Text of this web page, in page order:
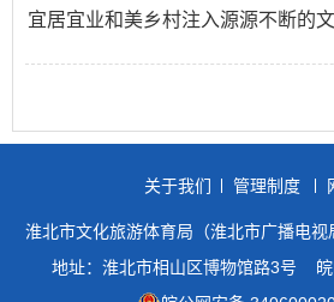
宜居宜业和美乡村注入源源不断的文
关于我们 管理制度
淮北市文化旅游体育局（淮北市广播电
地址：淮北市相山区博物馆路3号